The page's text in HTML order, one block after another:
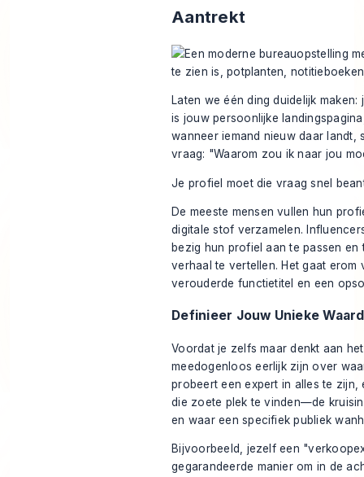
Aantrekt
Laten we één ding duidelijk
is jouw persoonlijke
wanneer iemand nieuw daar landt,
vraag: "Waarom zou ik naar jou
Je profiel moet die vraag snel
De meeste mensen vullen hun
digitale stof verzamelen.
bezig hun profiel aan te passen
verhaal te vertellen. Het gaat erom
verouderde functietitel en een
Definieer Jouw Unieke
Voordat je zelfs maar denkt aan
meedogenloos eerlijk zijn over
probeert een expert in alles te zijn,
die zoete plek te vinden—de
en waar een specifiek publiek
Bijvoorbeeld, jezelf een
gegarandeerde manier om in de